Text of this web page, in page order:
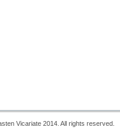
Vicariate 2014. All rights reserved.